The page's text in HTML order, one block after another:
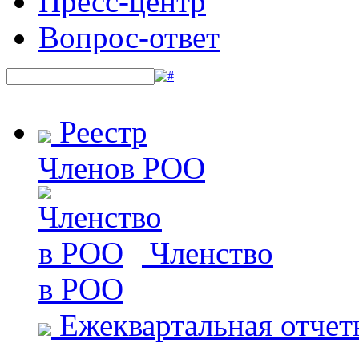
Вопрос-ответ
Реестр
Членов РОО
Членство
в РОО
Ежеквартальная